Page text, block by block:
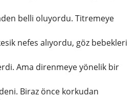
belli oluyordu. Titremeye
nefes alıyordu, göz bebekleri
Ama direnmeye yönelik bir
Biraz önce korkudan